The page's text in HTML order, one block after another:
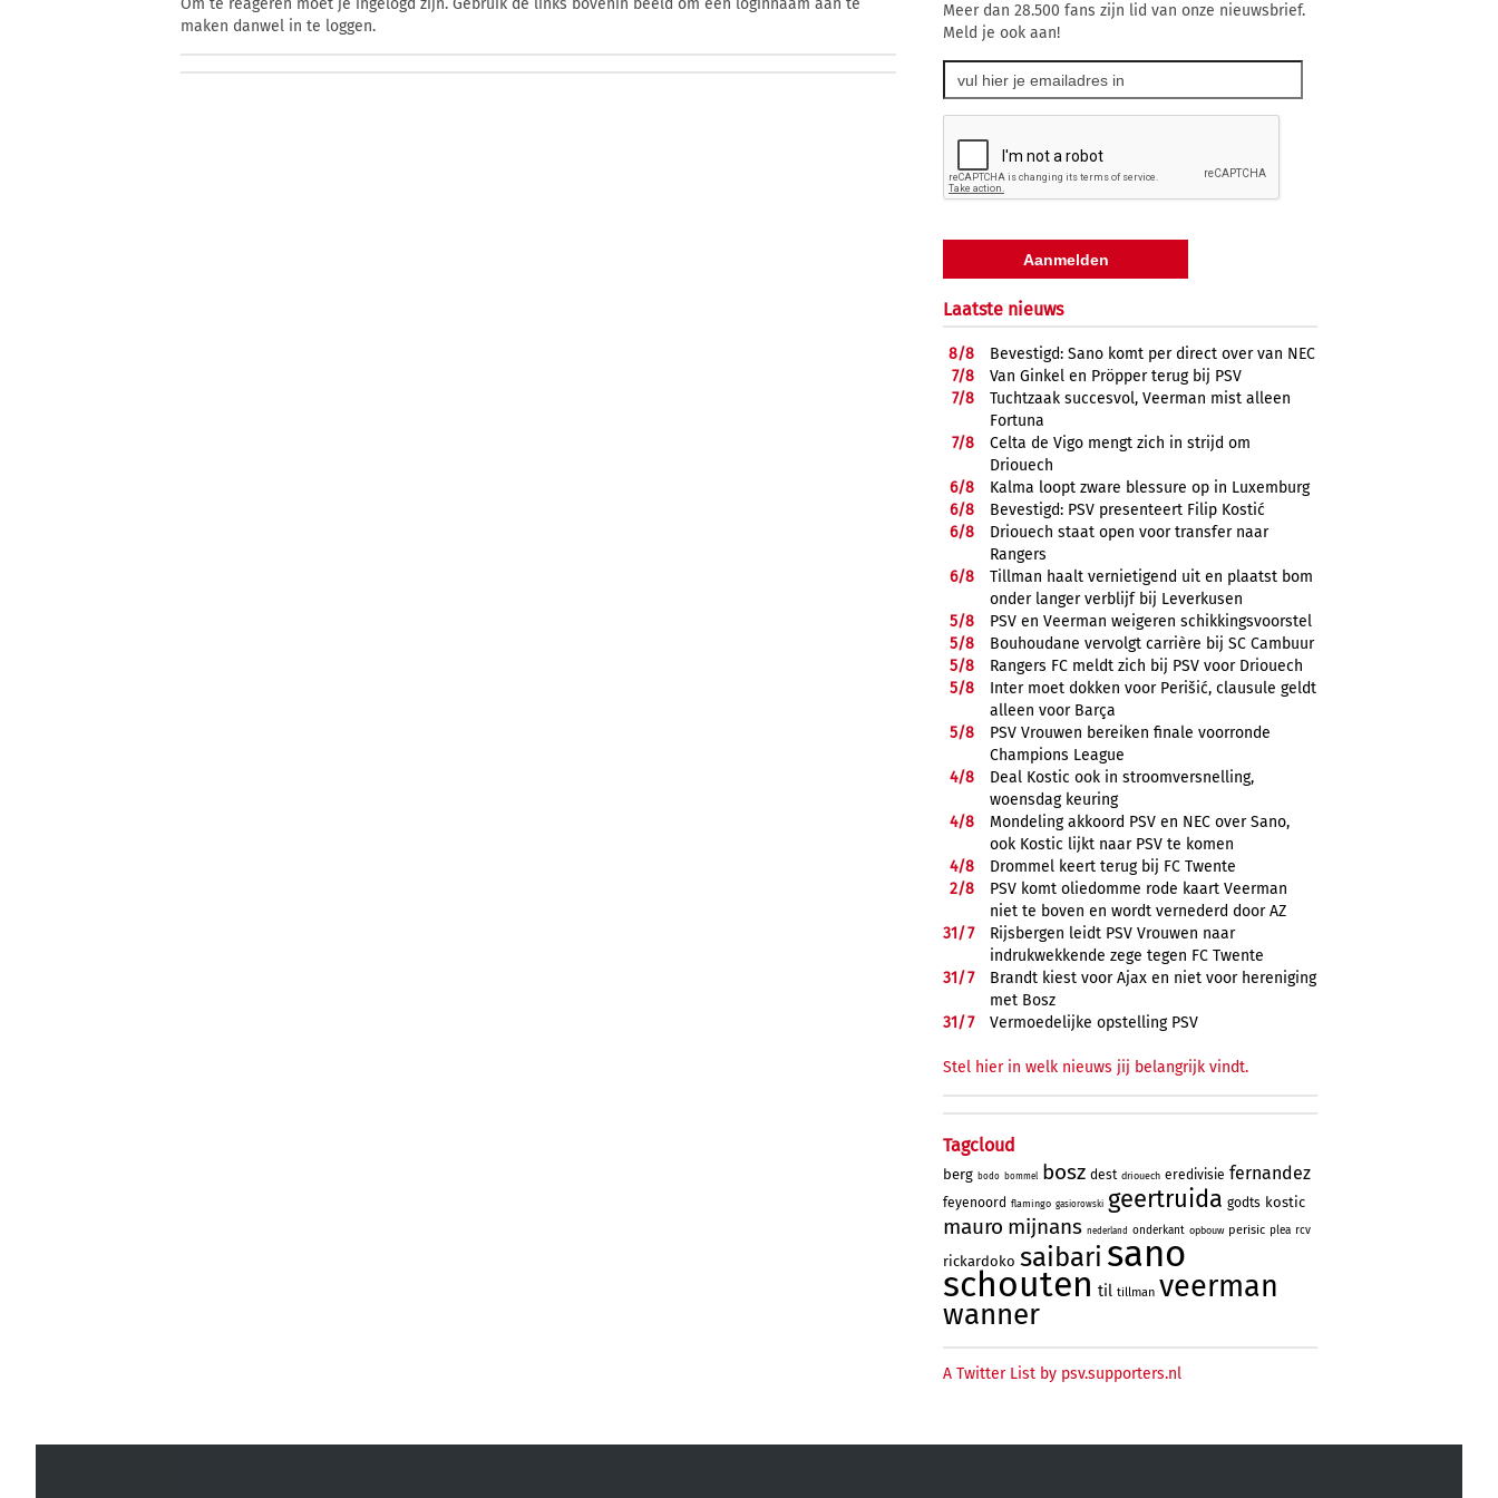
Om te reageren moet je ingelogd zijn. Gebruik de links bovenin beeld om een loginnaam aan te
maken danwel in te loggen.
Meer dan 28.500 fans zijn lid van onze nieuwsbrief.
Meld je ook aan!
Laatste nieuws
8/8
Bevestigd: Sano komt per direct over van NEC
7/8
Van Ginkel en Pröpper terug bij PSV
7/8
Tuchtzaak succesvol, Veerman mist alleen
Fortuna
7/8
Celta de Vigo mengt zich in strijd om
Driouech
6/8
Kalma loopt zware blessure op in Luxemburg
6/8
Bevestigd: PSV presenteert Filip Kostić
6/8
Driouech staat open voor transfer naar
Rangers
6/8
Tillman haalt vernietigend uit en plaatst bom
onder langer verblijf bij Leverkusen
5/8
PSV en Veerman weigeren schikkingsvoorstel
5/8
Bouhoudane vervolgt carrière bij SC Cambuur
5/8
Rangers FC meldt zich bij PSV voor Driouech
5/8
Inter moet dokken voor Perišić, clausule geldt
alleen voor Barça
5/8
PSV Vrouwen bereiken finale voorronde
Champions League
4/8
Deal Kostic ook in stroomversnelling,
woensdag keuring
4/8
Mondeling akkoord PSV en NEC over Sano,
ook Kostic lijkt naar PSV te komen
4/8
Drommel keert terug bij FC Twente
2/8
PSV komt oliedomme rode kaart Veerman
niet te boven en wordt vernederd door AZ
31/7
Rijsbergen leidt PSV Vrouwen naar
indrukwekkende zege tegen FC Twente
31/7
Brandt kiest voor Ajax en niet voor hereniging
met Bosz
31/7 Vermoedelijke opstelling PSV
Stel hier in welk nieuws jij belangrijk vindt.
Tagcloud
berg bodo bommel bosz dest driouech eredivisie fernandez
feyenoord flamingo gasiorowski geertruida godts kostic
mauro mijnans nederland onderkant opbouw perisic plea rcv
rickardoko saibari sano
schouten til tillman veerman
wanner
A Twitter List by psv.supporters.nl